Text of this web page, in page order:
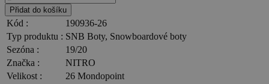
Přidat do košíku
Kód :
190936-26
Typ produktu : SNB Boty, Snowboardové boty
Sezóna :
19/20
Značka :
NITRO
Velikost :
26 Mondopoint